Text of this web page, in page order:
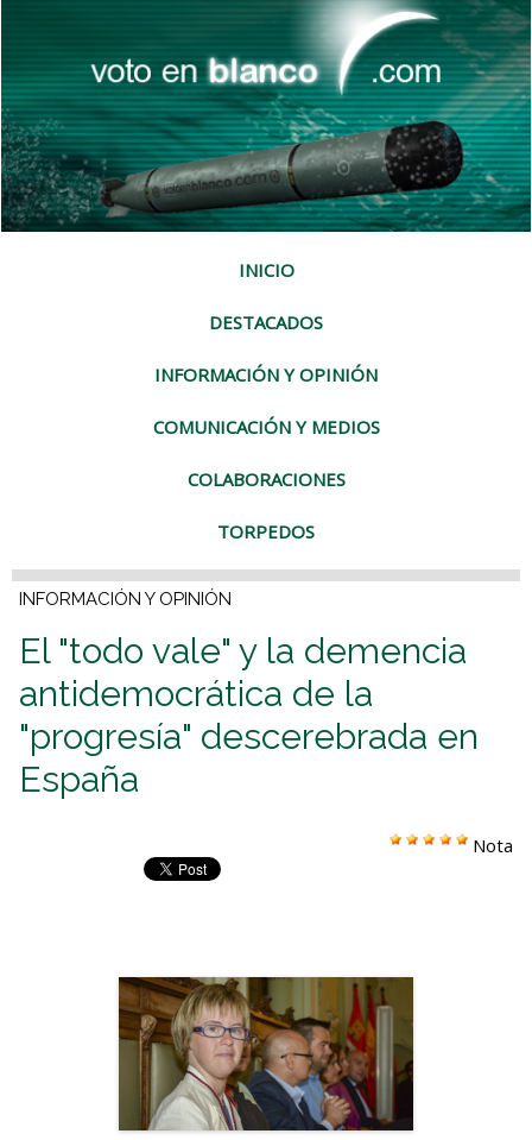
INICIO
DESTACADOS
INFORMACIÓN Y OPINIÓN
COMUNICACIÓN Y MEDIOS
COLABORACIONES
TORPEDOS
INFORMACIÓN Y OPINIÓN
El "todo vale" y la demencia
antidemocrática de la
"progresía" descerebrada en
España
Nota